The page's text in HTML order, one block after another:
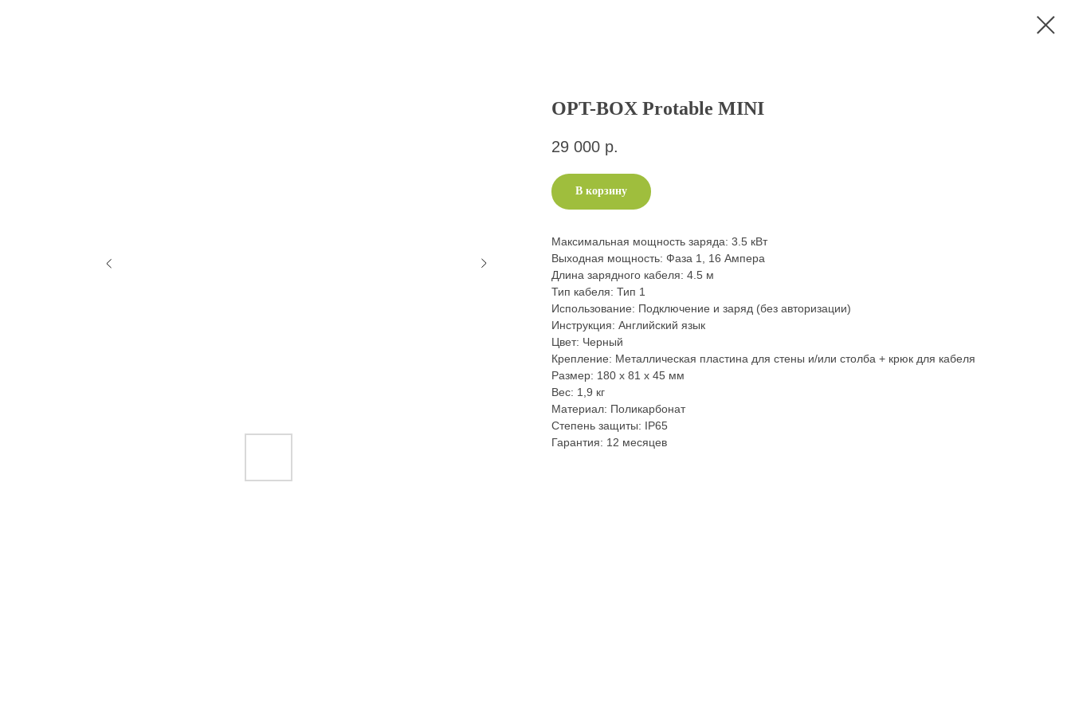
OPT-BOX Protable MINI
29 000 р.
В корзину
Максимальная мощность заряда: 3.5 кВт
Выходная мощность: Фаза 1, 16 Ампера
Длина зарядного кабеля: 4.5 м
Тип кабеля: Тип 1
Использование: Подключение и заряд (без авторизации)
Инструкция: Английский язык
Цвет: Черный
Крепление: Металлическая пластина для стены и/или столба + крюк для кабеля
Размер: 180 x 81 x 45 мм
Вес: 1,9 кг
Материал: Поликарбонат
Степень защиты: IP65
Гарантия: 12 месяцев